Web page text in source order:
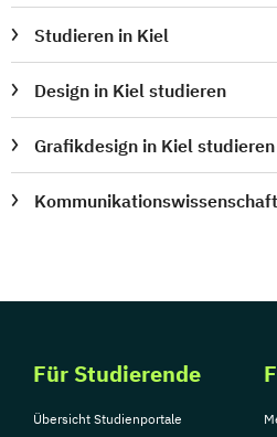
Studieren in Kiel
Design in Kiel studieren
Grafikdesign in Kiel studieren
Für Studierende
Übersicht Studienportale